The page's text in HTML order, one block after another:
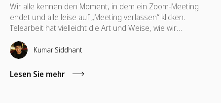
Wir alle kennen den Moment, in dem ein Zoom-Meeting
endet und alle leise auf „Meeting verlassen“ klicken.
Telearbeit hat vielleicht die Art und Weise, wie wir
zusammenarbeiten, neu definiert, aber es hat nichts an
dem geändert, wonach wir uns am meisten sehnen: echte
menschliche Verbindung. Hier machen virtuelle
Teambuilding-Ideen den entscheidenden Unterschied.
Kumar Siddhant
Lesen Sie mehr